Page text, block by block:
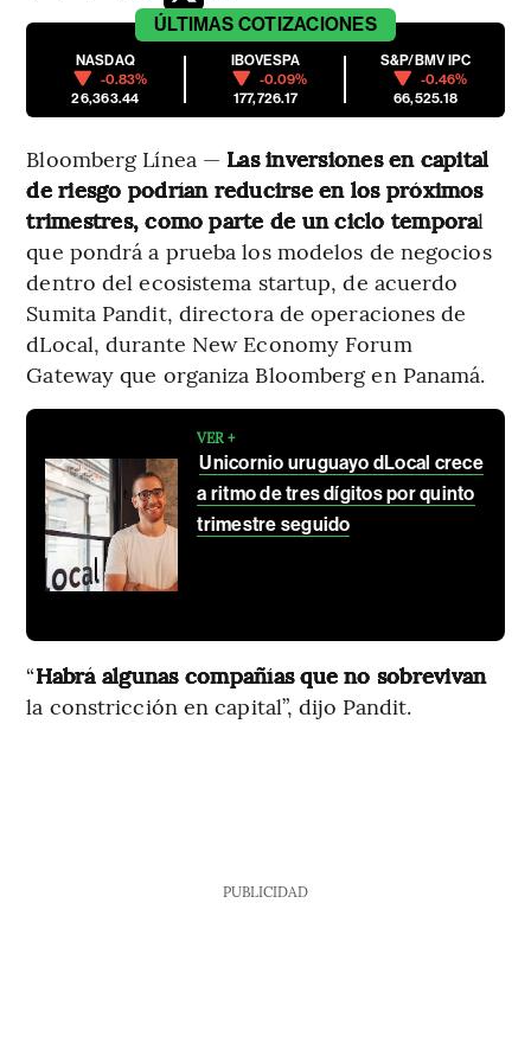
ÚLTIMAS COTIZACIONES
NASDAQ
-0.83%
26,363.44
IBOVESPA
-0.09%
177,726.17
S&P/BMV IPC
-0.46%
66,525.18
Bloomberg Línea — Las inversiones en capital
de riesgo podrían reducirse en los próximos
trimestres, como parte de un ciclo temporal
que pondrá a prueba los modelos de negocios
dentro del ecosistema startup, de acuerdo
Sumita Pandit, directora de operaciones de
dLocal, durante New Economy Forum
Gateway que organiza Bloomberg en Panamá.
VER +
Unicornio uruguayo dLocal crece
a ritmo de tres dígitos por quinto
trimestre seguido
“Habrá algunas compañías que no sobrevivan
la constricción en capital”, dijo Pandit.
PUBLICIDAD